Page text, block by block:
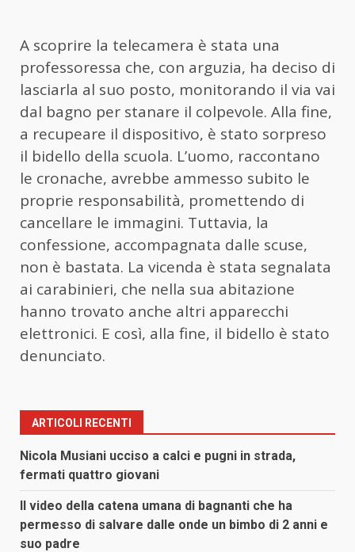
A scoprire la telecamera è stata una
professoressa che, con arguzia, ha deciso di
lasciarla al suo posto, monitorando il via vai
dal bagno per stanare il colpevole. Alla fine,
a recupeare il dispositivo, è stato sorpreso
il bidello della scuola. L’uomo, raccontano
le cronache, avrebbe ammesso subito le
proprie responsabilità, promettendo di
cancellare le immagini. Tuttavia, la
confessione, accompagnata dalle scuse,
non è bastata. La vicenda è stata segnalata
ai carabinieri, che nella sua abitazione
hanno trovato anche altri apparecchi
elettronici. E così, alla fine, il bidello è stato
denunciato.
ARTICOLI RECENTI
Nicola Musiani ucciso a calci e pugni in strada,
fermati quattro giovani
Il video della catena umana di bagnanti che ha
permesso di salvare dalle onde un bimbo di 2 anni e
suo padre